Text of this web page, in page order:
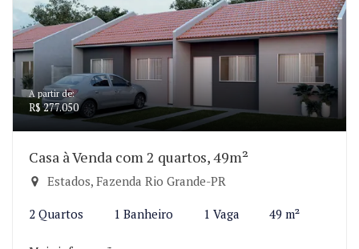
A partir de:
R$ 277.050
Casa à Venda com 2 quartos, 49m²
Estados, Fazenda Rio Grande-PR
2 Quartos 1 Banheiro 1 Vaga 49 m²